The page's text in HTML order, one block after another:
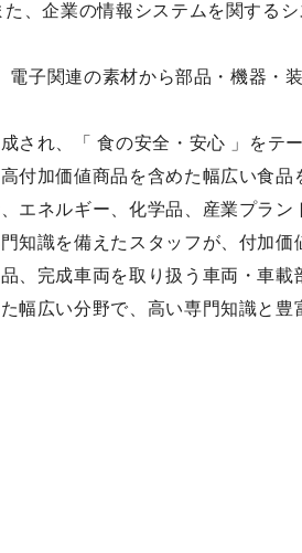
、企業の情報システムを関する
子関連の素材から部品・機器・
され、「 食の安全・安心 」を
付加価値商品を含めた幅広い食品
エネルギー、化学品、産業プラ
知識を備えたスタッフが、付加
、完成車両を取り扱う車両・車
幅広い分野で、高い専門知識と